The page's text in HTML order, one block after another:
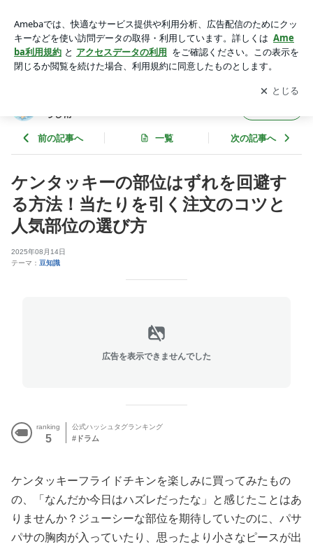
の特徴や注文のコツを紹介！ | モジャパパ｜ラクして楽しく！
パパ目線の暮らし術
アプリをダウンロードして ブログの更新通知
を受け取りまし
ょう。
開く
らし術
前の記事へ 一覧 次の記事へ
ケンタッキーの部位はずれを回避す
る方法！当たりを引く注文のコツと
人気部位の選び方
2025年08月14日
テーマ： 豆知識
広告を表示できませんでした
ranking
5
公式ハッシュタグランキング
ドラム
ケンタッキーフライドチキンを楽しみに買ってみたもの
の、「なんだか今日はハズレだったな」と感じたことはあ
りませんか？ジューシーな部位を期待していたのに、パサ
パサの胸肉が入っていたり、思ったより小さなピースが出